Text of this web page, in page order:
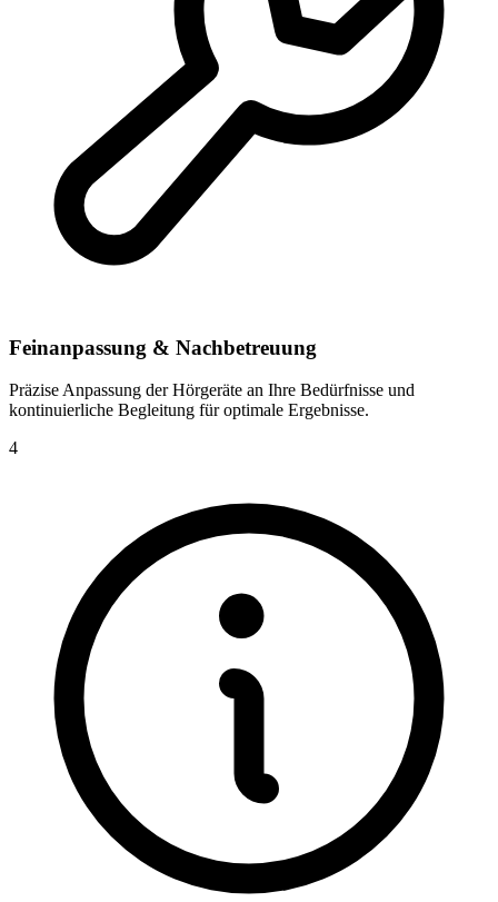
Feinanpassung & Nachbetreuung
Präzise Anpassung der Hörgeräte an Ihre Bedürfnisse und
kontinuierliche Begleitung für optimale Ergebnisse.
4